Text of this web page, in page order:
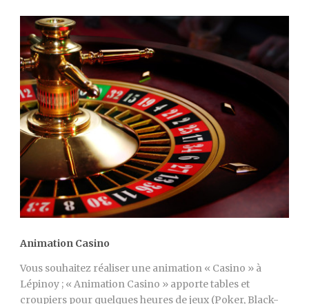
Animation Casino
Vous souhaitez réaliser une animation « Casino » à
Lépinoy ; « Animation Casino » apporte tables et
croupiers pour quelques heures de jeux (Poker, Black-